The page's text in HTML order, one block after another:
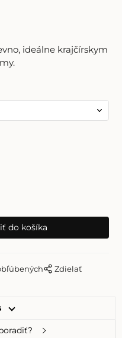
ideálne krajčírskym
Zdielať